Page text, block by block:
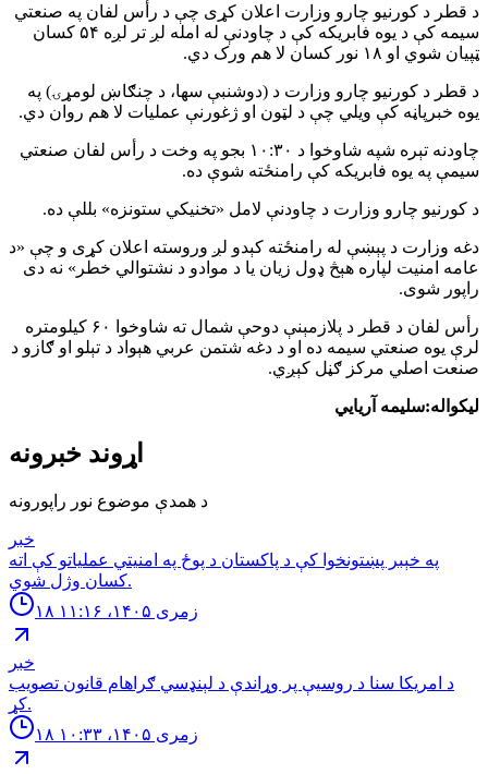
د قطر د کورنیو چارو وزارت اعلان کړی چې د رأس لفان په صنعتي
سیمه کې د یوه فابریکه کې د چاودنې له امله لږ تر لږه ۵۴ کسان
ټپیان شوي او ۱۸ نور کسان لا هم ورک دي.
د قطر د کورنیو چارو وزارت د (دوشنبې سها، د چنګاښ لومړۍ) په
یوه خبرپاڼه کې ویلي چې د لټون او ژغورنې عملیات لا هم روان دي.
چاودنه تېره شپه شاوخوا د ۱۰:۳۰ بجو په وخت د رأس لفان صنعتي
سیمې په یوه فابریکه کې رامنځته شوې ده.
د کورنیو چارو وزارت د چاودنې لامل «تخنیکي ستونزه» بللې ده.
دغه وزارت د پېښې له رامنځته کېدو لږ وروسته اعلان کړی و چې «د
عامه امنیت لپاره هېڅ ډول زیان یا د موادو د نشتوالي خطر» نه دی
راپور شوی.
رأس لفان د قطر د پلازمېنې دوحې شمال ته شاوخوا ۶۰ کیلومتره
لرې یوه صنعتي سیمه ده او د دغه شتمن عربي هېواد د تېلو او ګازو د
صنعت اصلي مرکز ګڼل کېږي.
لیکواله:سلیمه آریایي
اړوند خبرونه
د همدې موضوع نور راپورونه
خبر
په خېبر پښتونخوا کې د پاکستان د پوځ په امنیتي عملیاتو کې اته
کسان وژل شوي.
۱۸ زمری ۱۴۰۵، ۱۱:۱۶
خبر
د امریکا سنا د روسیې پر وړاندې د لېنډسي ګراهام قانون تصویب
کړ.
۱۸ زمری ۱۴۰۵، ۱۰:۳۳